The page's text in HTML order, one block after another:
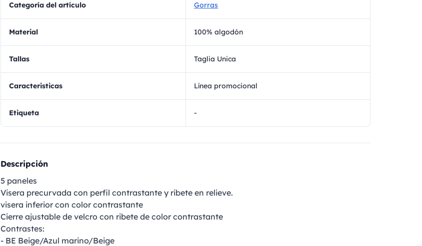
Categoría del artículo Gorras
Material 100% algodón
Tallas Taglia Unica
Caracteristicas Línea promocional
Etiqueta -
Descripción
5 paneles
Visera precurvada con perfil contrastante y ribete en relieve.
visera inferior con color contrastante
Cierre ajustable de velcro con ribete de color contrastante
Contrastes:
- BE Beige/Azul marino/Beige